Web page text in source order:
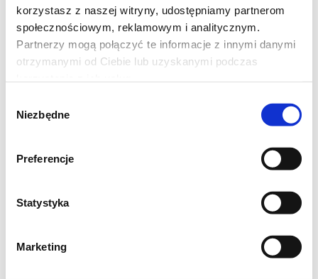
korzystasz z naszej witryny, udostępniamy partnerom
społecznościowym, reklamowym i analitycznym.
Partnerzy mogą połączyć te informacje z innymi danymi
otrzymanymi od Ciebie lub uzyskanymi podczas
zgody
Niezbędne
Preferencje
Statystyka
Marketing